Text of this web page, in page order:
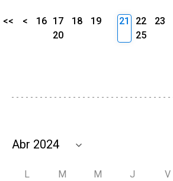
<< < 16 17 18
19
20
21 22 23
25
L M M J V